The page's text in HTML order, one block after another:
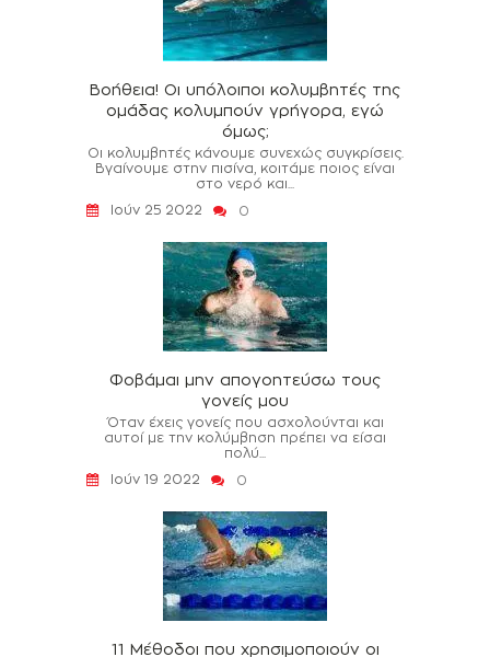
Βοήθεια! Οι υπόλοιποι κολυμβητές της
ομάδας κολυμπούν γρήγορα, εγώ
όμως;
Οι κολυμβητές κάνουμε συνεχώς συγκρίσεις.
Βγαίνουμε στην πισίνα, κοιτάμε ποιος είναι
στο νερό και...
Ιούν 25 2022
0
Φοβάμαι μην απογοητεύσω τους
γονείς μου
Όταν έχεις γονείς που ασχολούνται και
αυτοί με την κολύμβηση πρέπει να είσαι
πολύ...
Ιούν 19 2022
0
11 Μέθοδοι που χρησιμοποιούν οι